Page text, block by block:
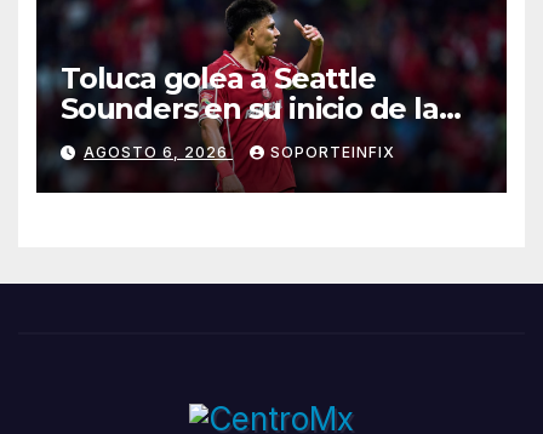
Toluca golea a Seattle
Sounders en su inicio de la
Leagues Cup 2026
AGOSTO 6, 2026 SOPORTEINFIX